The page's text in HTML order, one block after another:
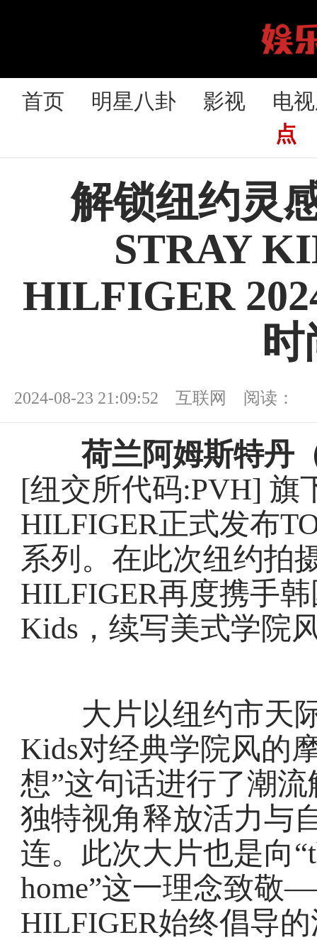
首页 明星八卦 影视
电
点
解锁纽约灵
STRAY
HILFIGER
时
2024-08-23 21:09:52 互联网 阅读：
荷兰阿姆斯特丹（
[纽交所代码:PVH] 旗
HILFIGER正式发布
系列。在此次纽约拍
HILFIGER再度携手
Kids，续写美式学院
大片以纽约市天际
Kids对经典学院风的
想”这句话进行了潮
独特视角释放活力与
连。此次大片也是向
home”这一理念致敬
HILFIGER始终倡导